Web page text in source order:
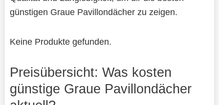
günstigen Graue Pavillondächer zu zeigen.
Keine Produkte gefunden.
Preisübersicht: Was kosten
günstige Graue Pavillondächer